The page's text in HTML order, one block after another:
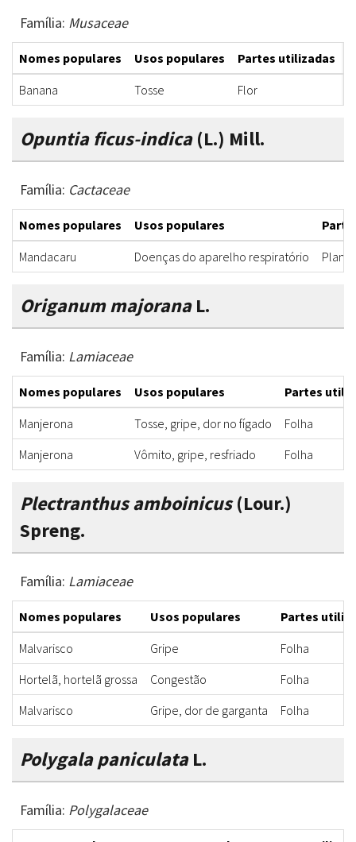
Família: Musaceae
Nomes populares Usos populares Partes utilizadas
Banana
Tosse Flor
Opuntia ficus-indica(L.) Mill.
Família: Cactaceae
Nomes populares Usos populares
Mandacaru
Doenças do aparelho respiratório
Origanum majoranaL.
Família: Lamiaceae
Nomes populares Usos populares
Partes
Manjerona
Tosse, gripe, dor no fígado
Folha
Manjerona
Vômito, gripe, resfriado Folha
Plectranthus amboinicus(Lour.)
Spreng.
Família: Lamiaceae
Nomes populares Usos populares
Partes
Malvarisco
Gripe
Folha
Hortelã, hortelã grossa
Congestão
Folha
Malvarisco
Gripe, dor de garganta Folha
Polygala paniculataL.
Família: Polygalaceae